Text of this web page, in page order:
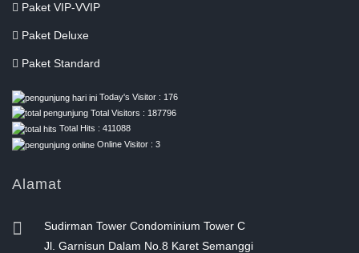
Paket VIP-VVIP
Paket Deluxe
Paket Standard
Today's Visitor : 176
Total Visitors : 187796
Total Hits : 411088
Online Visitor : 3
Alamat
Sudirman Tower Condominium Tower C
Jl. Garnisun Dalam No.8 Karet Semanggi